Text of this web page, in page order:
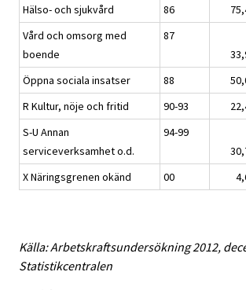
Hälso- och sjukvård 86
Vård och omsorg med
boende
87
Öppna sociala insatser
88
R Kultur, nöje och fritid
90-93
S-U Annan
serviceverksamhet o.d.
94-99
X Näringsgrenen okänd
00
Källa: Arbetskraftsundersökning 2012,
Statistikcentralen